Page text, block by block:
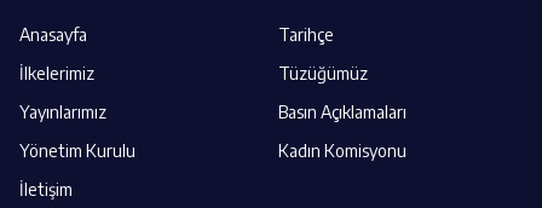
Anasayfa
Tarihçe
İlkelerimiz
Tüzüğümüz
Yayınlarımız
Basın Açıklamaları
Yönetim Kurulu
Kadın Komisyonu
İletişim